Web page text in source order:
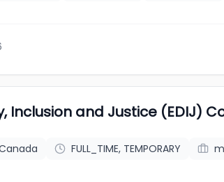
Inclusion and Justice (EDIJ)
FULL_TIME, TEMPORARY